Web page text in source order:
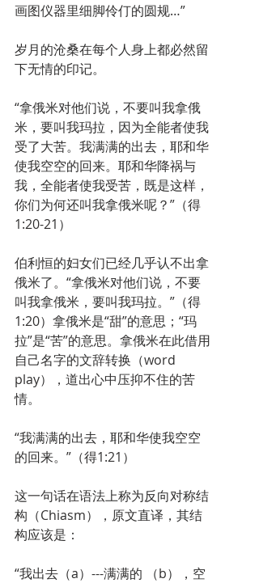
画图仪器里细脚伶仃的圆规…”
岁月的沧桑在每个人身上都必然留
下无情的印记。
“拿俄米对他们说，不要叫我拿俄
米，要叫我玛拉，因为全能者使我
受了大苦。我满满的出去，耶和华
使我空空的回来。耶和华降祸与
我，全能者使我受苦，既是这样，
你们为何还叫我拿俄米呢？”（得
1:20-21）
伯利恒的妇女们已经几乎认不出拿
俄米了。“拿俄米对他们说，不要
叫我拿俄米，要叫我玛拉。”（得
1:20）拿俄米是“甜”的意思；“玛
拉”是“苦”的意思。拿俄米在此借用
自己名字的文辞转换（word
play），道出心中压抑不住的苦
情。
“我满满的出去，耶和华使我空空
的回来。”（得1:21）
这一句话在语法上称为反向对称结
构（Chiasm），原文直译，其结
构应该是：
“我出去（a）---满满的 （b），空